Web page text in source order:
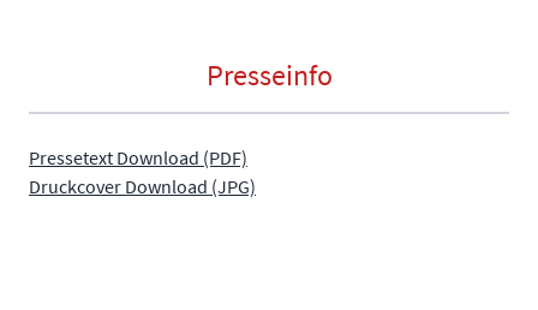
Presseinfo
Pressetext Download (PDF)
Druckcover Download (JPG)